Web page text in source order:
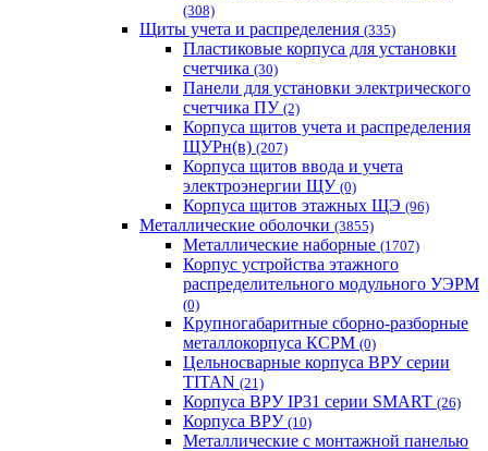
(308)
Щиты учета и распределения (335)
Пластиковые корпуса для установки
счетчика (30)
Панели для установки электрического
счетчика ПУ (2)
Корпуса щитов учета и распределения
ЩУРн(в) (207)
Корпуса щитов ввода и учета
электроэнергии ЩУ (0)
Корпуса щитов этажных ЩЭ (96)
Металлические оболочки (3855)
Металлические наборные (1707)
Корпус устройства этажного
распределительного модульного УЭРМ
(0)
Крупногабаритные сборно-разборные
металлокорпуса КСРМ (0)
Цельносварные корпуса ВРУ серии
TITAN (21)
Корпуса ВРУ IP31 серии SMART (26)
Корпуса ВРУ (10)
Металлические с монтажной панелью